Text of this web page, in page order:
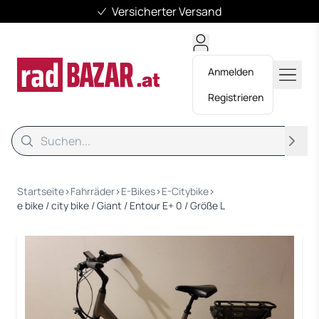
Versicherter Versand
Anmelden
Registrieren
Suche
Startseite›Fahrräder›E-Bikes›E-Citybike›
e bike / city bike / Giant / Entour E+ 0 / Größe L